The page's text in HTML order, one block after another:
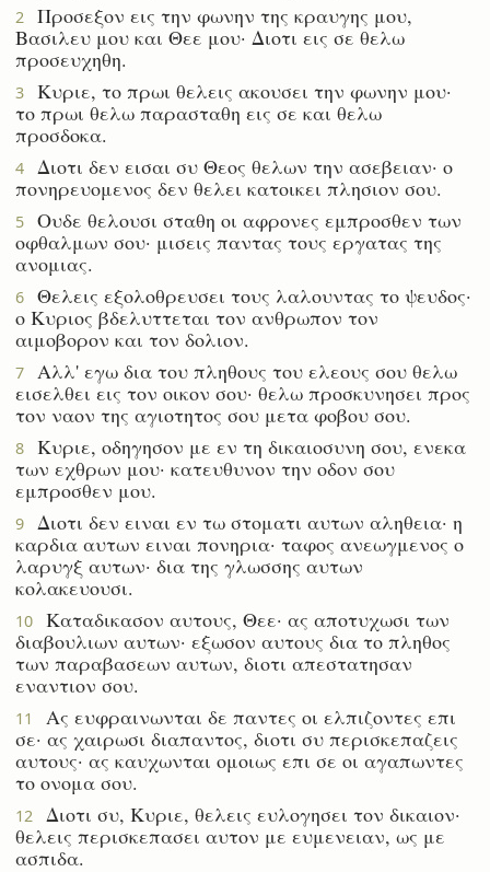
2
Προσεξον εις την φωνην της κραυγης μου,
Βασιλευ μου και Θεε μου· Διοτι εις σε θελω
προσευχηθη.
3
Κυριε, το πρωι θελεις ακουσει την φωνην μου·
το πρωι θελω παρασταθη εις σε και θελω
προσδοκα.
4
Διοτι δεν εισαι συ Θεος θελων την ασεβειαν· ο
πονηρευομενος δεν θελει κατοικει πλησιον σου.
5
Ουδε θελουσι σταθη οι αφρονες εμπροσθεν των
οφθαλμων σου· μισεις παντας τους εργατας της
ανομιας.
6
Θελεις εξολοθρευσει τους λαλουντας το ψευδος·
ο Κυριος βδελυττεται τον ανθρωπον τον
αιμοβορον και τον δολιον.
7
Αλλ' εγω δια του πληθους του ελεους σου θελω
εισελθει εις τον οικον σου· θελω προσκυνησει προς
τον ναον της αγιοτητος σου μετα φοβου σου.
8
Κυριε, οδηγησον με εν τη δικαιοσυνη σου, ενεκα
των εχθρων μου· κατευθυνον την οδον σου
εμπροσθεν μου.
9
Διοτι δεν ειναι εν τω στοματι αυτων αληθεια· η
καρδια αυτων ειναι πονηρια· ταφος ανεωγμενος ο
λαρυγξ αυτων· δια της γλωσσης αυτων
κολακευουσι.
10
Καταδικασον αυτους, Θεε· ας αποτυχωσι των
διαβουλιων αυτων· εξωσον αυτους δια το πληθος
των παραβασεων αυτων, διοτι απεστατησαν
εναντιον σου.
11
Ας ευφραινωνται δε παντες οι ελπιζοντες επι
σε· ας χαιρωσι διαπαντος, διοτι συ περισκεπαζεις
αυτους· ας καυχωνται ομοιως επι σε οι αγαπωντες
το ονομα σου.
12
Διοτι συ, Κυριε, θελεις ευλογησει τον δικαιον·
θελεις περισκεπασει αυτον με ευμενειαν, ως με
ασπιδα.